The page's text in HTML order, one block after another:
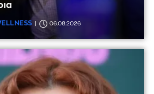
06.08.2026